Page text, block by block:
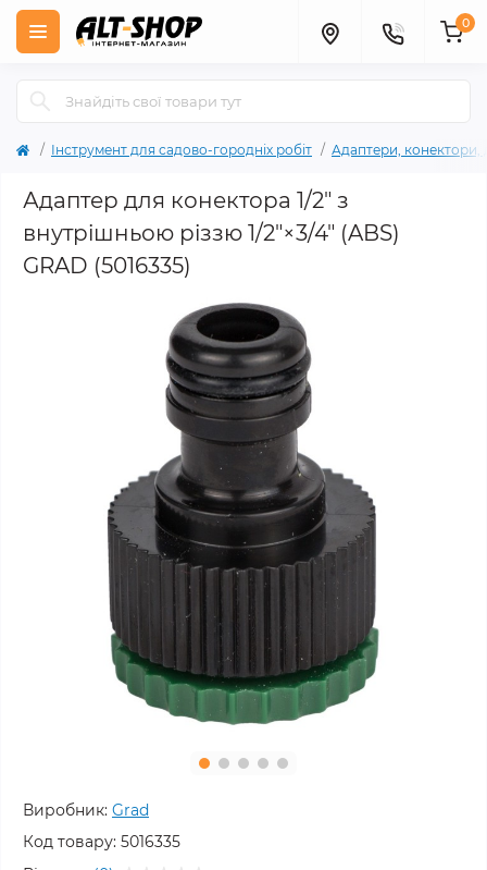
0
Інструмент для садово-городніх робіт Адаптери, конектори,
Адаптер для конектора 1/2" з
внутрішньою різзю 1/2"×3/4" (ABS)
GRAD (5016335)
Виробник: Grad
Код товару: 5016335